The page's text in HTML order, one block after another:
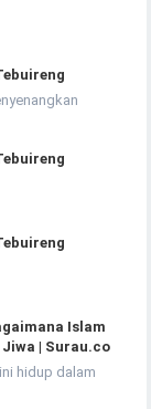
Islam
| Surau.co
hidup dalam